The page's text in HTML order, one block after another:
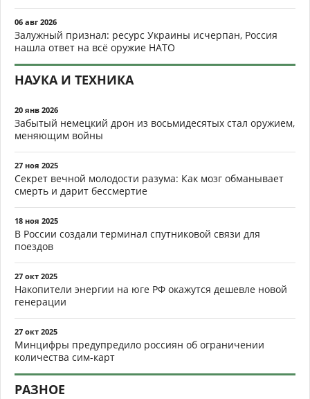
06 авг 2026
Залужный признал: ресурс Украины исчерпан, Россия
нашла ответ на всё оружие НАТО
НАУКА И ТЕХНИКА
20 янв 2026
Забытый немецкий дрон из восьмидесятых стал оружием,
меняющим войны
27 ноя 2025
Секрет вечной молодости разума: Как мозг обманывает
смерть и дарит бессмертие
18 ноя 2025
В России создали терминал спутниковой связи для
поездов
27 окт 2025
Накопители энергии на юге РФ окажутся дешевле новой
генерации
27 окт 2025
Минцифры предупредило россиян об ограничении
количества сим-карт
РАЗНОЕ